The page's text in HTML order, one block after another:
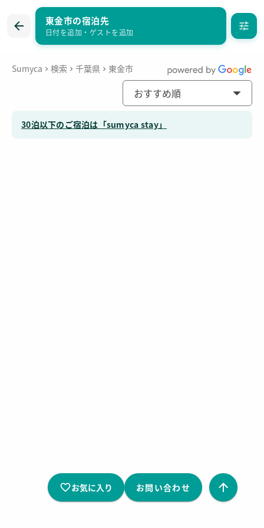
東金市の宿泊先
日付を追加 ・ ゲストを追加
まとめて問い合わせ お気に入り
お気に入り お問い合わせ
Sumyca 検索 千葉県 東金市
おすすめ順
30泊以下のご宿泊は「sumyca stay」